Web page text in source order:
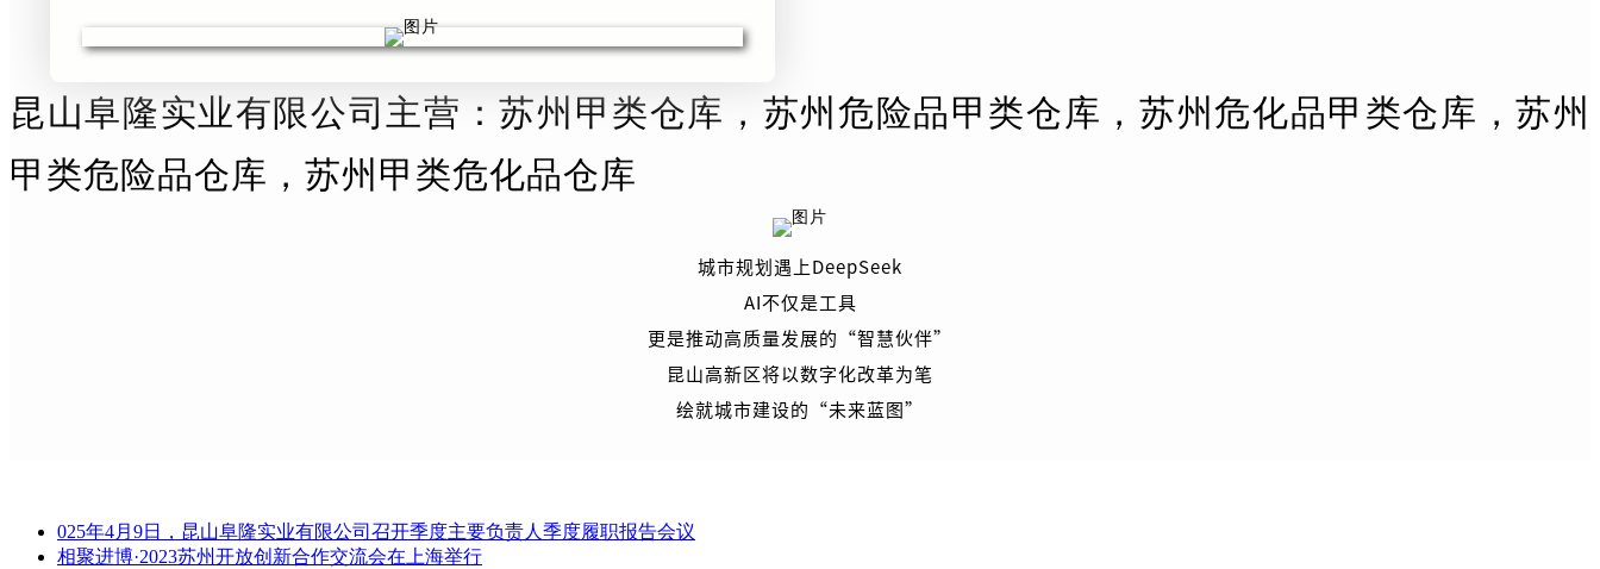
昆山阜隆实业有限公司主营：苏州甲类仓库，苏州危险品甲类仓库，苏州危化品甲类仓库，苏州
甲类危险品仓库，苏州甲类危化品仓库
城市规划遇上DeepSeek
AI不仅是工具
更是推动高质量发展的“智慧伙伴”
昆山高新区将以数字化改革为笔
绘就城市建设的“未来蓝图”
025年4月9日，昆山阜隆实业有限公司召开季度主要负责人季度履职报告会议
相聚进博·2023苏州开放创新合作交流会在上海举行